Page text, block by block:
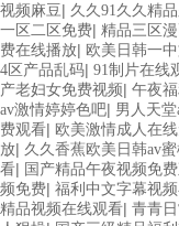
视频麻豆| 久久91久久精
一区二区免费| 精品三区
费在线播放| 欧美日韩一
4区产品乱码| 91制片在线
产老妇女免费视频| 午夜
av激情婷婷色吧| 男人天
费观看| 欧美激情成人在
放| 久久香蕉欧美日韩av
看| 国产精品午夜视频免
频免费| 福利中文字幕视
精品视频在线观看| 青青